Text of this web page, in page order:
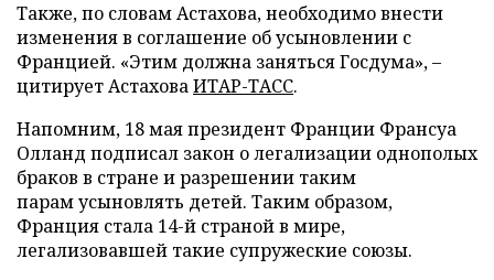
Также, по словам Астахова, необходимо внести
изменения в соглашение об усыновлении с
Францией. «Этим должна заняться Госдума», –
цитирует АстаховаИТАР-ТАСС.
Напомним, 18 мая президент Франции Франсуа
Олланд подписал закон о легализации однополых
браков в стране и разрешении таким
парам усыновлять детей. Таким образом,
Франция стала 14-й страной в мире,
легализовавшей такие супружеские союзы.